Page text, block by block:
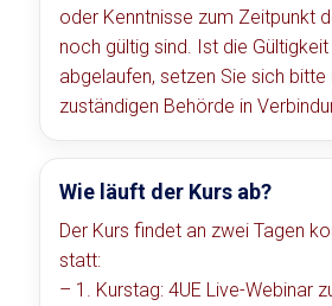
oder Kenntnisse zum Zeitpunkt
noch gültig sind. Ist die
abgelaufen, setzen Sie sich bitte
zuständigen Behörde in
Wie läuft der Kurs ab?
Der Kurs findet an zwei Tagen
statt:
– 1. Kurstag: 4UE Live-Webinar